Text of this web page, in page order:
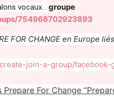
vocaux… groupe
754968702923893
FOR CHANGE en Europe
join-a-group/facebook-
For Change